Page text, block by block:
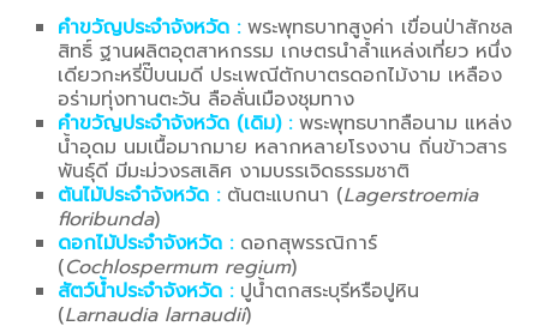
คำขวัญประจำจังหวัด :พระพุทธบาทสูงค่า เขื่อนป่าสักชล
สิทธิ์ ฐานผลิตอุตสาหกรรม เกษตรนำล้ำแหล่งเที่ยว หนึ่ง
เดียวกะหรี่ปั๊บนมดี ประเพณีตักบาตรดอกไม้งาม เหลือง
อร่ามทุ่งทานตะวัน ลือลั่นเมืองชุมทาง
คำขวัญประจำจังหวัด (เดิม) : พระพุทธบาทลือนาม แหล่ง
น้ำอุดม นมเนื้อมากมาย หลากหลายโรงงาน ถิ่นข้าวสาร
พันธุ์ดี มีมะม่วงรสเลิศ งามบรรเจิดธรรมชาติ
ต้นไม้ประจำจังหวัด : ต้นตะแบกนา (Lagerstroemia
floribunda)
ดอกไม้ประจำจังหวัด :ดอกสุพรรณิการ์
(Cochlospermum regium)
สัตว์น้ำประจำจังหวัด : ปูน้ำตกสระบุรีหรือปูหิน
(Larnaudia larnaudii)